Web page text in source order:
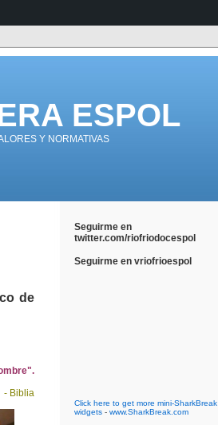
ESPOL
Y NORMATIVAS
de
- Biblia
Seguirme en
twitter.com/riofriodocespol
Seguirme en vriofrioespol
Click here to get more mini-SharkBreak
widgets - www.SharkBreak.com